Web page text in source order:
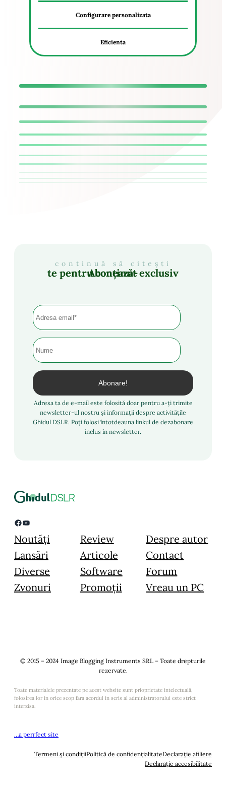
Configurare personalizata
Eficienta
continuă să citești
Abonează-te pentru conținut exclusiv
Adresa ta de e-mail este folosită doar pentru a-ți trimite
newsletter-ul nostru și informații despre activitățile
Ghidul DSLR. Poți folosi întotdeauna linkul de dezabonare
inclus în newsletter.
Facebook YouTube
Noutăți
Lansări
Diverse
Zvonuri
Review
Articole
Software
Promoții
Despre autor
Contact
Forum
Vreau un PC
© 2015 – 2024 Image Blogging Instruments SRL – Toate drepturile
rezervate.
Toate materialele prezentate pe acest website sunt prioprietate intelectuală,
folosirea lor in orice scop fara acordul in scris al administratorului este strict
interzisa.
…a perrfect site
Termeni și condițiiPolitică de confidențialitateDeclarație afiliere
Declarație accesibilitate